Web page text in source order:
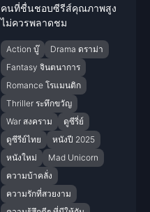
คนที่ชื่นชอบซีรีส์คุณภาพสูง
ไม่ควรพลาดชม
Action บู๊
Drama ดราม่า
Fantasy จินตนาการ
Romance โรแมนติก
Thriller ระทึกขวัญ
War สงคราม
ดูซีรี่ย์
ดูซีรีย์ไทย
หนังปี 2025
หนังใหม่
Mad Unicorn
ความบ้าคลั่ง
ความรักที่สวยงาม